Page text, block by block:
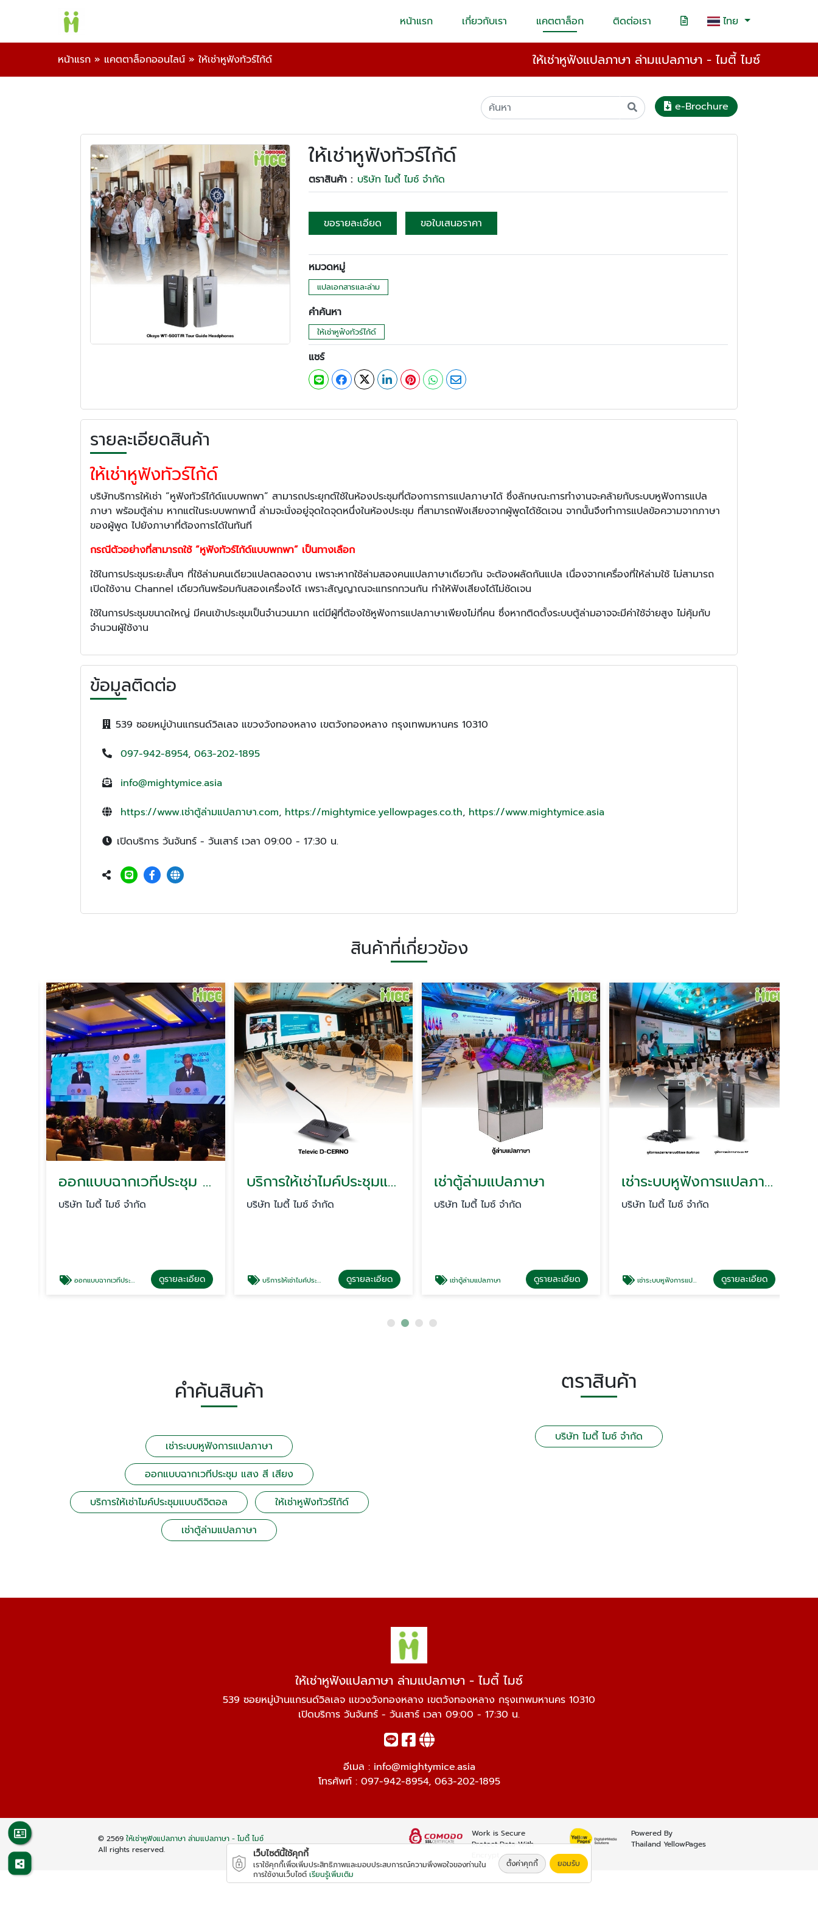
หน้าแรก เกี่ยวกับเรา แคตตาล็อก ติดต่อเรา ไทย
หน้าแรก » แคตตาล็อกออนไลน์ » ให้เช่าหูฟังทัวร์ไก้ด์ ให้เช่าหูฟังแปลภาษา ล่ามแปลภาษา - ไมตี้ ไมซ์
e-Brochure
ให้เช่าหูฟังทัวร์ไก้ด์
ตราสินค้า : บริษัท ไมตี้ ไมซ์ จำกัด
ขอรายละเอียด ขอใบเสนอราคา
หมวดหมู่
แปลเอกสารและล่าม
คำค้นหา
ให้เช่าหูฟังทัวร์ไก้ด์
แชร์
รายละเอียดสินค้า
ให้เช่าหูฟังทัวร์ไก้ด์
บริษัทบริการให้เช่า “หูฟังทัวร์ไก้ด์แบบพกพา” สามารถประยุกต์ใช้ในห้องประชุมที่ต้องการการแปลภาษาได้ ซึ่งลักษณะการทำงานจะคล้ายกับระบบหูฟังการแปล
ภาษา พร้อมตู้ล่าม หากแต่ในระบบพกพานี้ ล่ามจะนั่งอยู่จุดใดจุดหนึ่งในห้องประชุม ที่สามารถฟังเสียงจากผู้พูดได้ชัดเจน จากนั้นจึงทำการแปลข้อความจากภาษา
ของผู้พูด ไปยังภาษาที่ต้องการได้ในทันที
กรณีตัวอย่างที่สามารถใช้ “หูฟังทัวร์ไก้ด์แบบพกพา” เป็นทางเลือก
ใช้ในการประชุมระยะสั้นๆ ที่ใช้ล่ามคนเดียวแปลตลอดงาน เพราะหากใช้ล่ามสองคนแปลภาษาเดียวกัน จะต้องผลัดกันแปล เนื่องจากเครื่องที่ให้ล่ามใช้ ไม่สามารถ
เปิดใช้งาน Channel เดียวกันพร้อมกันสองเครื่องได้ เพราะสัญญาณจะแทรกกวนกัน ทำให้ฟังเสียงได้ไม่ชัดเจน
ใช้ในการประชุมขนาดใหญ่ มีคนเข้าประชุมเป็นจำนวนมาก แต่มีผู้ที่ต้องใช้หูฟังการแปลภาษาเพียงไม่กี่คน ซึ่งหากติดตั้งระบบตู้ล่ามอาจจะมีค่าใช้จ่ายสูง ไม่คุ้มกับ
จำนวนผู้ใช้งาน
ข้อมูลติดต่อ
539 ซอยหมู่บ้านแกรนด์วิลเลจ แขวงวังทองหลาง เขตวังทองหลาง กรุงเทพมหานคร 10310
097-942-8954, 063-202-1895
info@mightymice.asia
https://www.เช่าตู้ล่ามแปลภาษา.com, https://mightymice.yellowpages.co.th, https://www.mightymice.asia
เปิดบริการ วันจันทร์ - วันเสาร์ เวลา 09:00 - 17:30 น.
สินค้าที่เกี่ยวข้อง
ออกแบบฉากเวทีประชุม แสง สี เสียง
บริษัท ไมตี้ ไมซ์ จำกัด
ออกแบบฉากเวทีประชุม แสง สี เสียง ดูรายละเอียด
บริการให้เช่าไมค์ประชุมแบบดิจิตอล
บริษัท ไมตี้ ไมซ์ จำกัด
บริการให้เช่าไมค์ประชุมแบบดิจิตอล ดูรายละเอียด
เช่าตู้ล่ามแปลภาษา
บริษัท ไมตี้ ไมซ์ จำกัด
เช่าตู้ล่ามแปลภาษา ดูรายละเอียด
เช่าระบบหูฟังการแปลภาษา
บริษัท ไมตี้ ไมซ์ จำกัด
เช่าระบบหูฟังการแปลภาษา ดูรายละเอียด
คำค้นสินค้า
เช่าระบบหูฟังการแปลภาษา
ออกแบบฉากเวทีประชุม แสง สี เสียง
บริการให้เช่าไมค์ประชุมแบบดิจิตอล
ให้เช่าหูฟังทัวร์ไก้ด์
เช่าตู้ล่ามแปลภาษา
ตราสินค้า
บริษัท ไมตี้ ไมซ์ จำกัด
ให้เช่าหูฟังแปลภาษา ล่ามแปลภาษา - ไมตี้ ไมซ์
539 ซอยหมู่บ้านแกรนด์วิลเลจ แขวงวังทองหลาง เขตวังทองหลาง กรุงเทพมหานคร 10310
เปิดบริการ วันจันทร์ - วันเสาร์ เวลา 09:00 - 17:30 น.
อีเมล : info@mightymice.asia
โทรศัพท์ : 097-942-8954, 063-202-1895
© 2569ให้เช่าหูฟังแปลภาษา ล่ามแปลภาษา - ไมตี้ ไมซ์
All rights reserved.
Work is Secure
Protect Data With
Powered By
Thailand YellowPages
เว็บไซต์นี้ใช้คุกกี้
เราใช้คุกกี้เพื่อเพิ่มประสิทธิภาพและมอบประสบการณ์ความพึงพอใจของท่านใน
การใช้งานเว็บไซต์ เรียนรู้เพิ่มเติม
ตั้งค่าคุกกี้ ยอมรับ